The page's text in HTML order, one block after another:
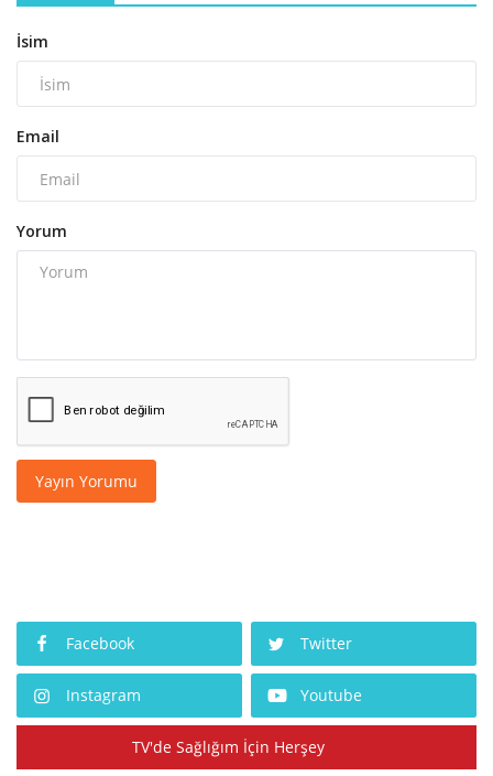
İsim
Email
Yorum
Yayın Yorumu
Facebook Twitter
Instagram Youtube
TV'de Sağlığım İçin Herşey